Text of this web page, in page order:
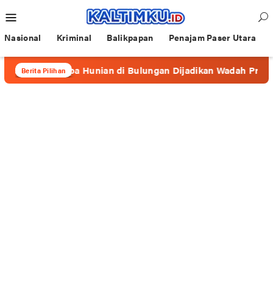
ke
kontenMobile
Nasional Kriminal Balikpapan Penajam Paser Utara
Berita Pilihan
Beberapa Hunian di Bulungan Dijadikan Wadah Prostitusi